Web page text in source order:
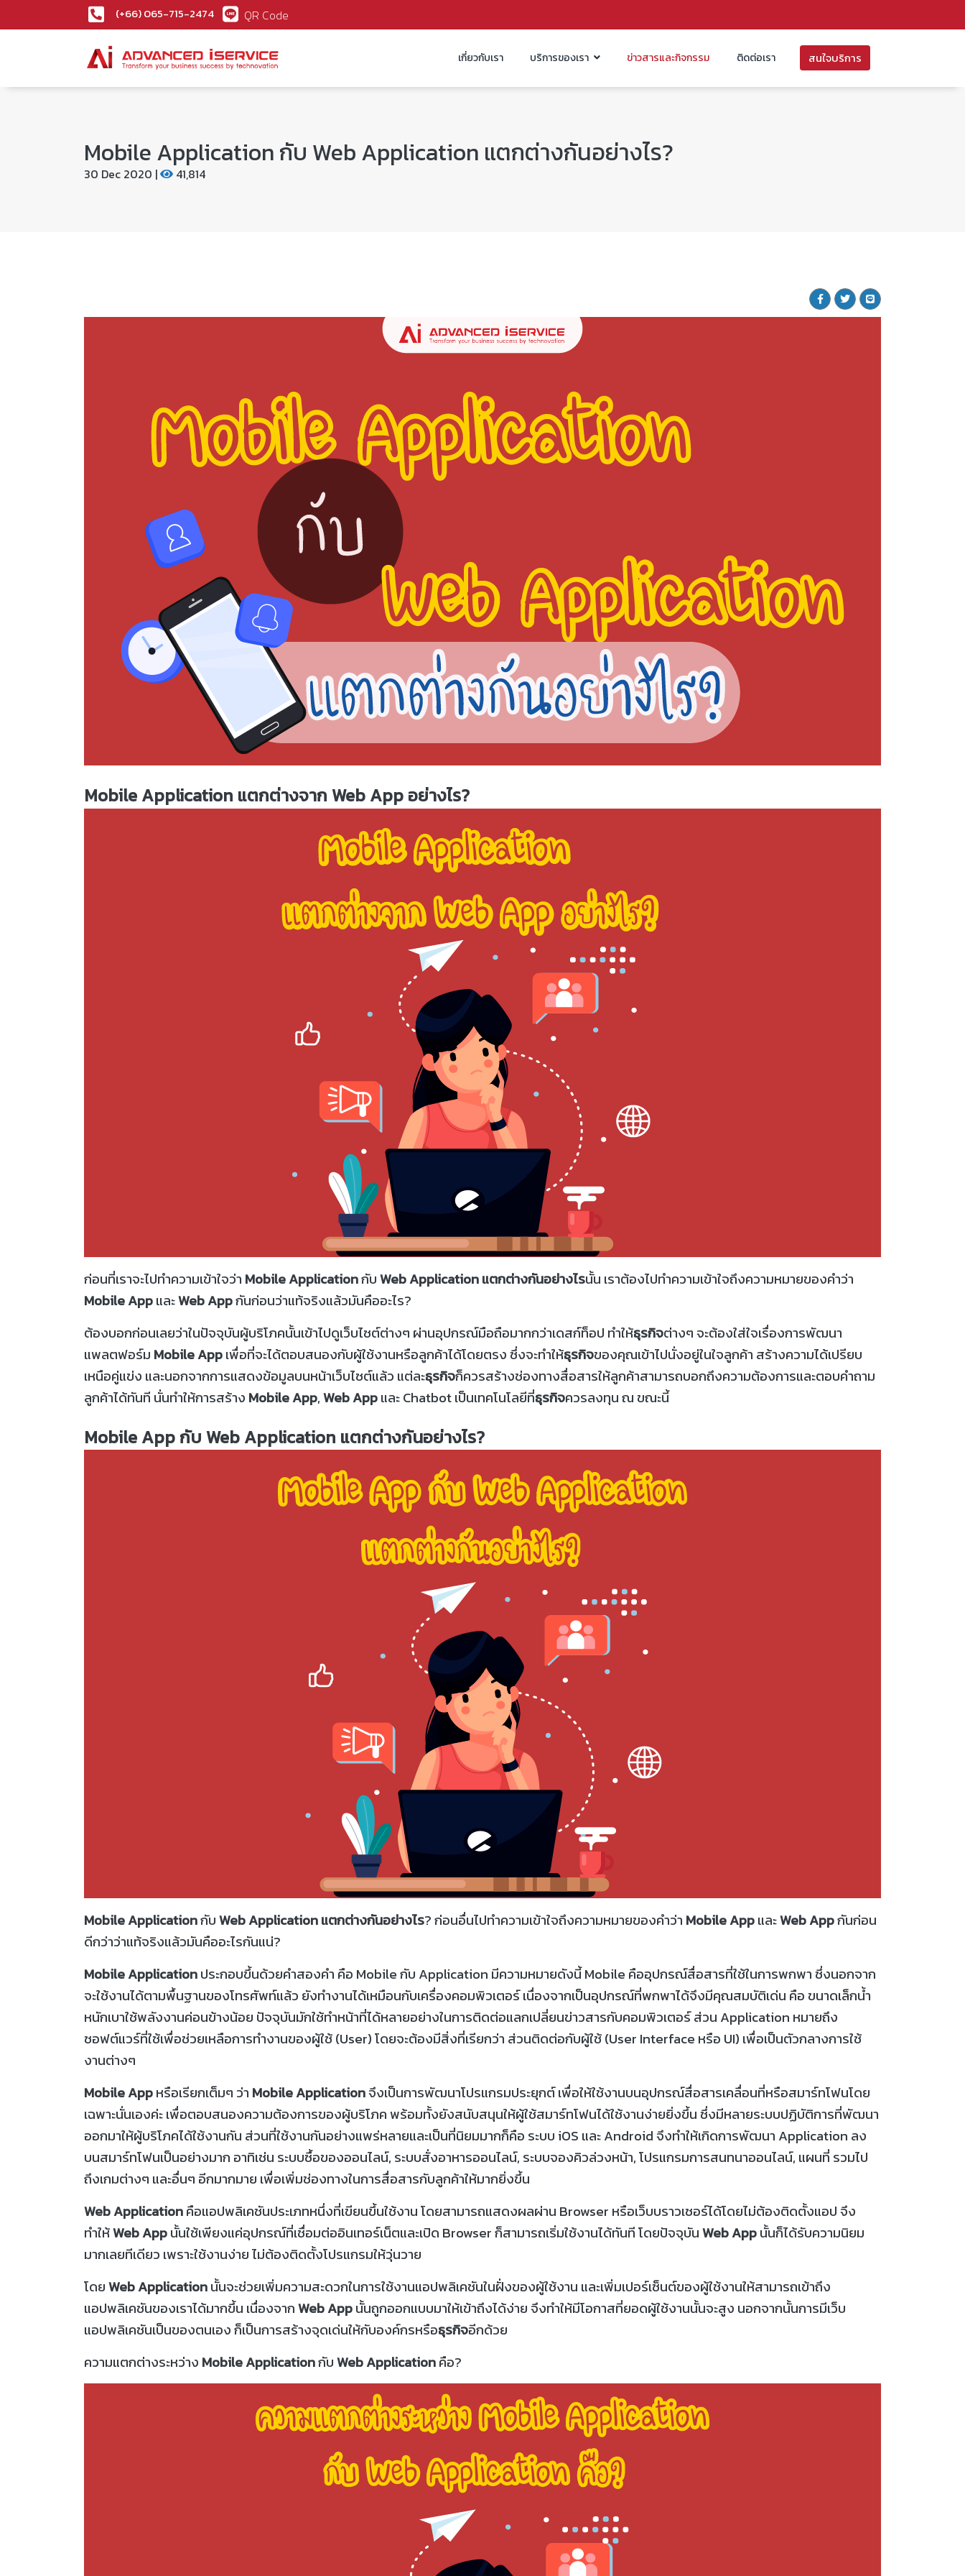
(+66) 065-715-2474 QR Code
เกี่ยวกับเรา บริการของเรา ข่าวสารและกิจกรรม ติดต่อเรา สนใจบริการ
Mobile Application กับ Web Application แตกต่างกันอย่างไร?
30 Dec 2020 | 41,814
Mobile Application แตกต่างจาก Web App อย่างไร?
ก่อนที่เราจะไปทำความเข้าใจว่า Mobile ApplicationกับWeb Applicationแตกต่างกันอย่างไรนั้น เราต้องไปทำความเข้าใจถึงความหมายของคำว่า
Mobile AppและWeb Appกันก่อนว่าแท้จริงแล้วมันคืออะไร?
ต้องบอกก่อนเลยว่าในปัจจุบันผู้บริโภคนั้นเข้าไปดูเว็บไซต์ต่างๆ ผ่านอุปกรณ์มือถือมากกว่าเดสก์ท็อป ทำให้ธุรกิจต่างๆ จะต้องใส่ใจเรื่องการพัฒนา
แพลตฟอร์ม Mobile Appเพื่อที่จะได้ตอบสนองกับผู้ใช้งานหรือลูกค้าได้โดยตรง ซึ่งจะทำให้ธุรกิจของคุณเข้าไปนั่งอยู่ในใจลูกค้า สร้างความได้เปรียบ
เหนือคู่แข่ง และนอกจากการแสดงข้อมูลบนหน้าเว็บไซต์แล้ว แต่ละธุรกิจก็ควรสร้างช่องทางสื่อสารให้ลูกค้าสามารถบอกถึงความต้องการและตอบคำถาม
ลูกค้าได้ทันที นั่นทำให้การสร้าง Mobile App,Web Appและ Chatbot เป็นเทคโนโลยีที่ธุรกิจควรลงทุน ณ ขณะนี้
Mobile App กับ Web Application แตกต่างกันอย่างไร?
Mobile ApplicationกับWeb Applicationแตกต่างกันอย่างไร? ก่อนอื่นไปทำความเข้าใจถึงความหมายของคำว่า Mobile AppและWeb Appกันก่อน
ดีกว่าว่าแท้จริงแล้วมันคืออะไรกันแน่?
Mobile Applicationประกอบขึ้นด้วยคำสองคำ คือ Mobile กับ Application มีความหมายดังนี้ Mobile คืออุปกรณ์สื่อสารที่ใช้ในการพกพา ซึ่งนอกจาก
จะใช้งานได้ตามพื้นฐานของโทรศัพท์แล้ว ยังทำงานได้เหมือนกับเครื่องคอมพิวเตอร์ เนื่องจากเป็นอุปกรณ์ที่พกพาได้จึงมีคุณสมบัติเด่น คือ ขนาดเล็กน้ำ
หนักเบาใช้พลังงานค่อนข้างน้อย ปัจจุบันมักใช้ทำหน้าที่ได้หลายอย่างในการติดต่อแลกเปลี่ยนข่าวสารกับคอมพิวเตอร์ ส่วน Application หมายถึง
ซอฟต์แวร์ที่ใช้เพื่อช่วยเหลือการทำงานของผู้ใช้ (User) โดยจะต้องมีสิ่งที่เรียกว่า ส่วนติดต่อกับผู้ใช้ (User Interface หรือ UI) เพื่อเป็นตัวกลางการใช้
งานต่างๆ
Mobile Appหรือเรียกเต็มๆ ว่า Mobile Applicationจึงเป็นการพัฒนาโปรแกรมประยุกต์ เพื่อให้ใช้งานบนอุปกรณ์สื่อสารเคลื่อนที่หรือสมาร์ทโฟนโดย
เฉพาะนั่นเองค่ะ เพื่อตอบสนองความต้องการของผู้บริโภค พร้อมทั้งยังสนับสนุนให้ผู้ใช้สมาร์ทโฟนได้ใช้งานง่ายยิ่งขึ้น ซึ่งมีหลายระบบปฏิบัติการที่พัฒนา
ออกมาให้ผู้บริโภคได้ใช้งานกัน ส่วนที่ใช้งานกันอย่างแพร่หลายและเป็นที่นิยมมากก็คือ ระบบ iOS และ Android จึงทำให้เกิดการพัฒนา Application ลง
บนสมาร์ทโฟนเป็นอย่างมาก อาทิเช่น ระบบซื้อของออนไลน์, ระบบสั่งอาหารออนไลน์, ระบบจองคิวล่วงหน้า, โปรแกรมการสนทนาออนไลน์, แผนที่ รวมไป
ถึงเกมต่างๆ และอื่นๆ อีกมากมาย เพื่อเพิ่มช่องทางในการสื่อสารกับลูกค้าให้มากยิ่งขึ้น
Web Applicationคือแอปพลิเคชันประเภทหนึ่งที่เขียนขึ้นใช้งาน โดยสามารถแสดงผลผ่าน Browser หรือเว็บบราวเซอร์ได้โดยไม่ต้องติดตั้งแอป จึง
ทำให้Web Appนั้นใช้เพียงแค่อุปกรณ์ที่เชื่อมต่ออินเทอร์เน็ตและเปิด Browser ก็สามารถเริ่มใช้งานได้ทันที โดยปัจจุบันWeb Appนั้นก็ได้รับความนิยม
มากเลยทีเดียว เพราะใช้งานง่าย ไม่ต้องติดตั้งโปรแกรมให้วุ่นวาย
โดยWeb Applicationนั้นจะช่วยเพิ่มความสะดวกในการใช้งานแอปพลิเคชันในฝั่งของผู้ใช้งาน และเพิ่มเปอร์เซ็นต์ของผู้ใช้งานให้สามารถเข้าถึง
แอปพลิเคชันของเราได้มากขึ้น เนื่องจากWeb Appนั้นถูกออกแบบมาให้เข้าถึงได้ง่าย จึงทำให้มีโอกาสที่ยอดผู้ใช้งานนั้นจะสูง นอกจากนั้นการมีเว็บ
แอปพลิเคชันเป็นของตนเอง ก็เป็นการสร้างจุดเด่นให้กับองค์กรหรือธุรกิจอีกด้วย
ความแตกต่างระหว่าง Mobile ApplicationกับWeb Applicationคือ?